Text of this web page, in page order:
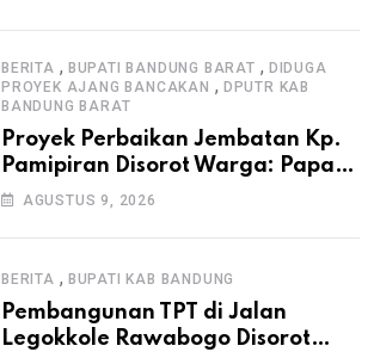
BERITA , BUPATI BANDUNG BARAT , DIDUGA
PROYEK AJANG BANCAKAN , DPUTR KAB
BANDUNG BARAT
Proyek Perbaikan Jembatan Kp.
Pamipiran Disorot Warga: Papan
Informasi Tak Cantumkan PPK,
AGUSTUS 9, 2026
BERITA , BUPATI KAB BANDUNG
Pembangunan TPT di Jalan
Legokkole Rawabogo Disorot